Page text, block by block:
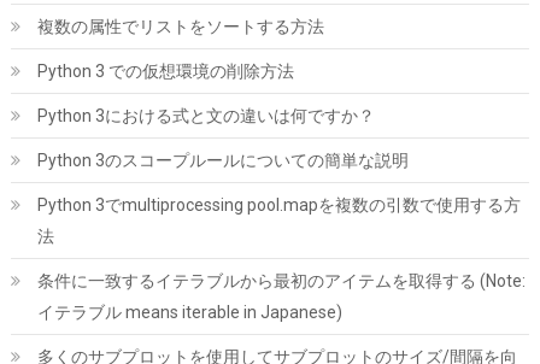
ス UASP対応 5Gbps転送 6TB（9.5mm以下）まで対応 静電気防
止 PC材料 透明な 外付け SATA3.0 ドライブ ケース 2139U3
(5421709) GBP 3.54 (2026-08-06 04:03 GMT +09:00 時点 -詳細は
こちら)
複数の属性でリストをソートする方法
Python 3 での仮想環境の削除方法
Python 3における式と文の違いは何ですか？
Python 3のスコープルールについての簡単な説明
Python 3でmultiprocessing pool.mapを複数の引数で使用する方
法
条件に一致するイテラブルから最初のアイテムを取得する (Note:
イテラブル means iterable in Japanese)
多くのサブプロットを使用してサブプロットのサイズ/間隔を向